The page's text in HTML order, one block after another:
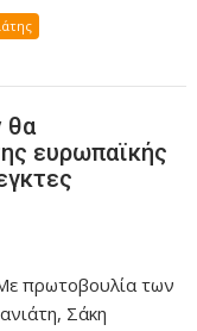
θα
ευρωπαϊκής
πρωτοβουλία των
Σάκη